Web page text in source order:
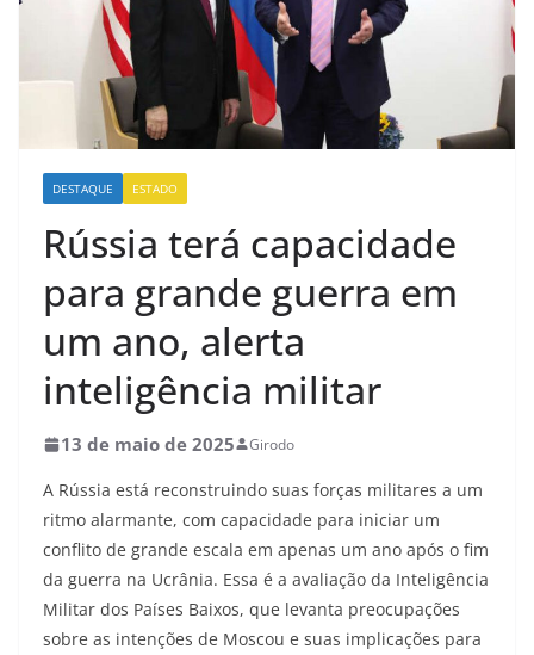
DESTAQUE ESTADO
Rússia terá capacidade
para grande guerra em
um ano, alerta
inteligência militar
13 de maio de 2025 Girodo
A Rússia está reconstruindo suas forças militares a um
ritmo alarmante, com capacidade para iniciar um
conflito de grande escala em apenas um ano após o fim
da guerra na Ucrânia. Essa é a avaliação da Inteligência
Militar dos Países Baixos, que levanta preocupações
sobre as intenções de Moscou e suas implicações para